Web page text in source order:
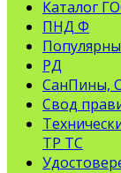
Каталог
ПНД Ф
РД
СанПины,
Свод
ТР ТС